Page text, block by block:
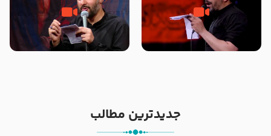
تک ، عبّاس، صاحب دل‌هاست –
حاج حنیف طاهری – عزاداری شب
من غلام نوکراتم من عاشق کربلاتم
– شور زمینه – شب هفتم – محرم
جدیدترین مطالب